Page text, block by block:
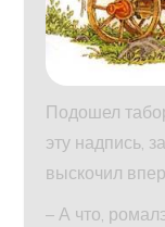
Подошел
эту надпись,
выскочил
– А что,